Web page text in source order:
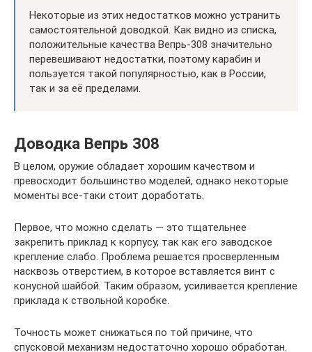
Некоторые из этих недостатков можно устранить
самостоятельной доводкой. Как видно из списка,
положительные качества Вепрь-308 значительно
перевешивают недостатки, поэтому карабин и
пользуется такой популярностью, как в России,
так и за её пределами.
Доводка Вепрь 308
В целом, оружие обладает хорошим качеством и
превосходит большинство моделей, однако некоторые
моменты все-таки стоит доработать.
Первое, что можно сделать — это тщательнее
закрепить приклад к корпусу, так как его заводское
крепление слабо. Проблема решается просверленным
насквозь отверстием, в которое вставляется винт с
конусной шайбой. Таким образом, усиливается крепление
приклада к ствольной коробке.
Точность может снижаться по той причине, что
спусковой механизм недостаточно хорошо обработан.